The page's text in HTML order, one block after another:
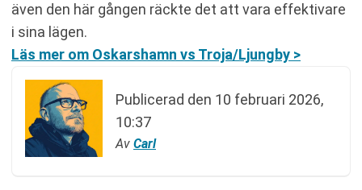
även den här gången räckte det att vara effektivare
i sina lägen.
Läs mer om Oskarshamn vs Troja/Ljungby >
Publicerad den 10 februari 2026,
10:37
Av Carl